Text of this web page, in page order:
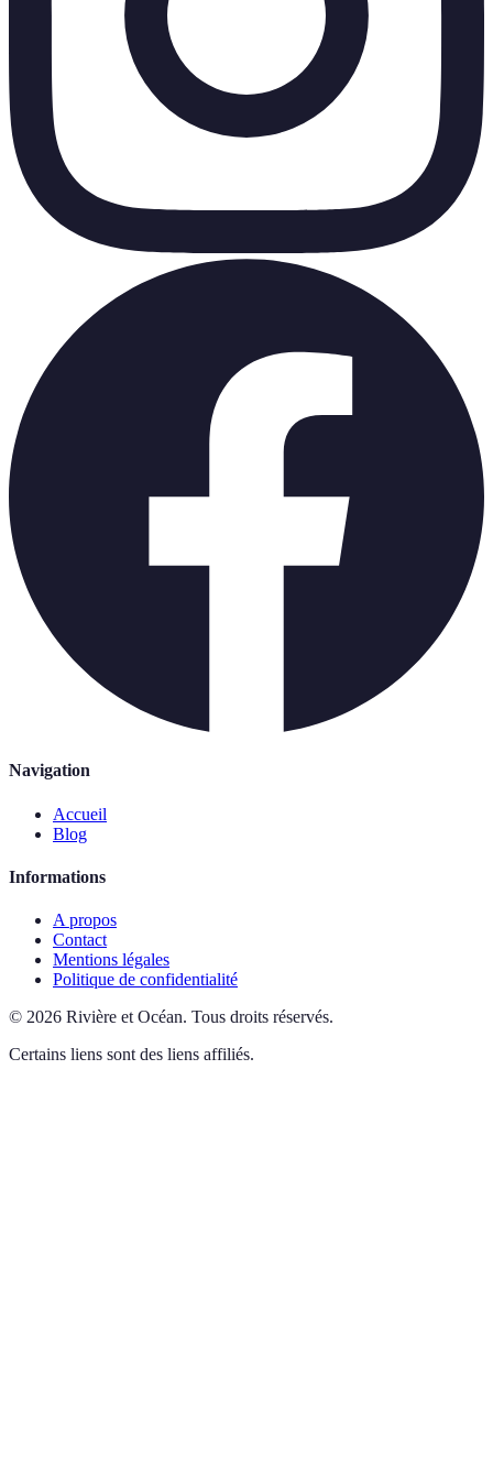
Navigation
Accueil
Blog
Informations
A propos
Contact
Mentions légales
Politique de confidentialité
© 2026 Rivière et Océan. Tous droits réservés.
Certains liens sont des liens affiliés.